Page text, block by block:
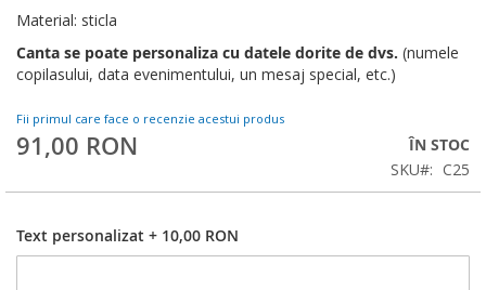
Material: sticla
Canta se poate personaliza cu datele dorite de dvs. (numele
copilasului, data evenimentului, un mesaj special, etc.)
Fii primul care face o recenzie acestui produs
91,00 RON
ÎN STOC
SKU
C25
Text personalizat + 10,00 RON